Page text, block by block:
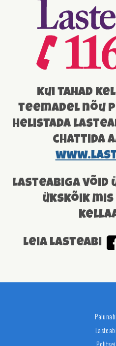
Kui tahad
teemadel nõu
helistada
chattida
Lasteabiga võid
ükskõik
Leia Lasteabi